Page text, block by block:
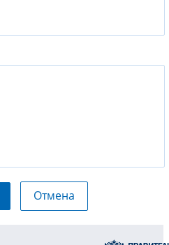
Отмена